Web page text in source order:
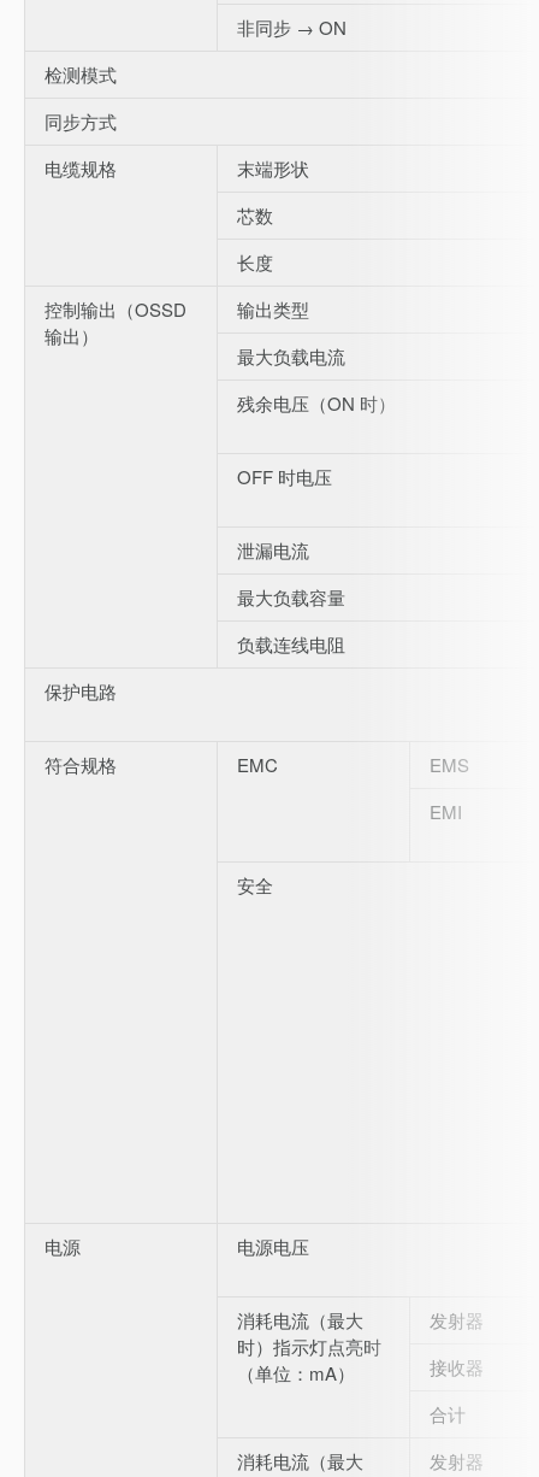
非同步 → ON
检测模式
同步方式
电缆规格
末端形状
芯数
长度
控制输出（OSSD
输出）
输出类型
最大负载电流
残余电压（ON 时）
OFF 时电压
泄漏电流
最大负载容量
负载连线电阻
保护电路
符合规格 EMC
EMS
EMI
安全
电源 电源电压
消耗电流（最大
时）指示灯点亮时
（单位：mA）
发射器
接收器
合计
消耗电流（最大
发射器